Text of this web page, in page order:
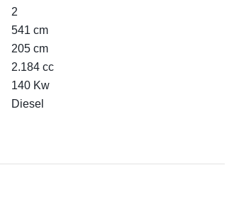
2
541 cm
205 cm
2.184 cc
140 Kw
Diesel